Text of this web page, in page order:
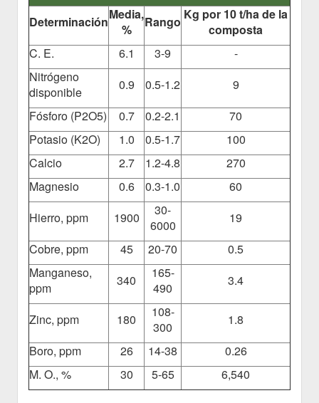
DeterminaciónMedia,
%
Rango Kg por 10 t/ha de la
composta
C. E.
6.1 3-9
-
Nitrógeno
disponible
0.9 0.5-1.2
9
Fósforo (P2O5)
0.7 0.2-2.1
70
Potasio (K2O)
1.0 0.5-1.7
100
Calcio
2.7 1.2-4.8
270
Magnesio
0.6 0.3-1.0
60
Hierro, ppm
1900
30-
6000
19
Cobre, ppm
45 20-70
0.5
Manganeso,
ppm
340
165-
490
3.4
Zinc, ppm 180
108-
300
1.8
Boro, ppm
26 14-38
0.26
M. O., %
30 5-65 6,540